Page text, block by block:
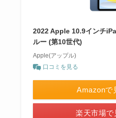
2022 Apple 10.9インチ
ルー (第10世代)
Apple(アップル)
口コミを見る
Amazonで
楽天市場で